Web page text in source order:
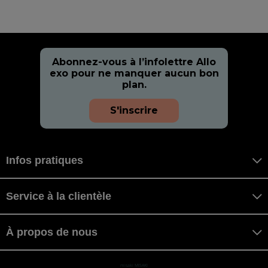
Abonnez-vous à l’infolettre Allo
exo pour ne manquer aucun bon
plan.
S'inscrire
Infos pratiques
Service à la clientèle
À propos de nous
misaki MISAKI